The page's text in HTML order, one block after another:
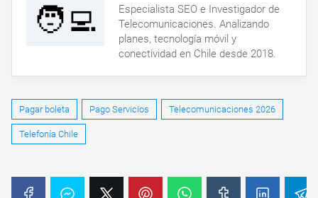
🧑‍💻
Especialista SEO e Investigador de
Telecomunicaciones. Analizando
planes, tecnología móvil y
conectividad en Chile desde 2018.
Pagar boleta Pago Servicios Telecomunicaciones 2026
Telefonía Chile